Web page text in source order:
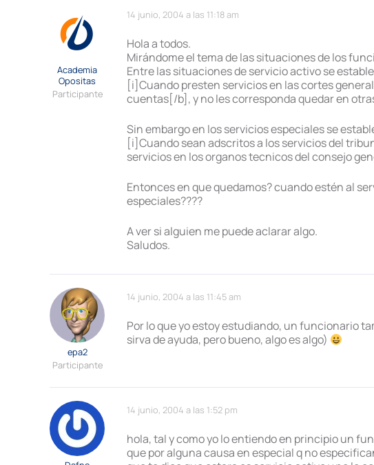
14 junio, 2004 a las 11:18 am
Academia
Opositas
Participante
Hola a todos.
Mirándome el tema de las situaciones de los
Entre las situaciones de servicio activo se
[i]Cuando presten servicios en las cortes
cuentas[/b], y no les corresponda quedar en
Sin embargo en los servicios especiales se
[i]Cuando sean adscritos a los servicios del
servicios en los organos tecnicos del consejo
Entonces en que quedamos? cuando estén al
especiales????
A ver si alguien me puede aclarar algo.
Saludos.
14 junio, 2004 a las 11:45 am
epa2
Participante
Por lo que yo estoy estudiando, un funcionario
sirva de ayuda, pero bueno, algo es algo)
14 junio, 2004 a las 1:52 pm
hola, tal y como yo lo entiendo en principio un
que por alguna causa en especial q no